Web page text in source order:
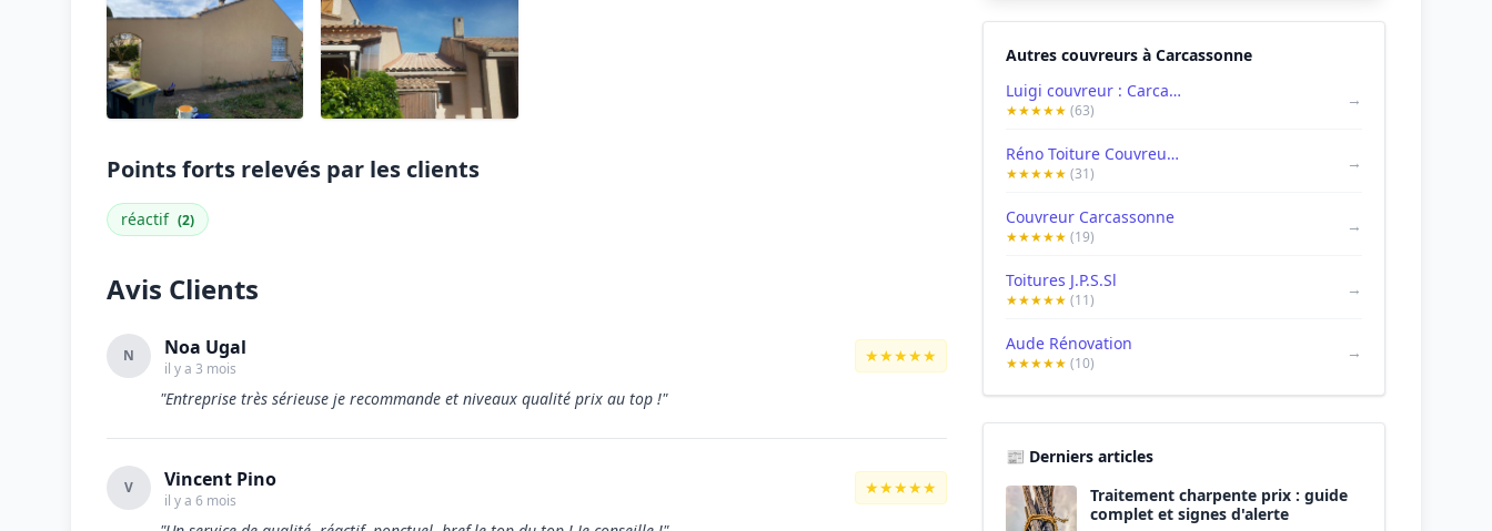
Points forts relevés par les clients
réactif (2)
Avis Clients
N Noa Ugal
il y a 3 mois
★★★★★
"Entreprise très sérieuse je recommande et niveaux qualité prix au top !"
V Vincent Pino
il y a 6 mois
★★★★★
Autres couvreurs à Carcassonne
Luigi couvreur : Carcassonne
★★★★★(63)
→
Réno Toiture Couvreur Façades Carcassonne
★★★★★(31)
→
Couvreur Carcassonne
★★★★★(19)
→
Toitures J.P.S.Sl
★★★★★(11)
→
Aude Rénovation
★★★★★(10)
→
📰 Derniers articles
Traitement charpente prix : guide
complet et signes d'alerte